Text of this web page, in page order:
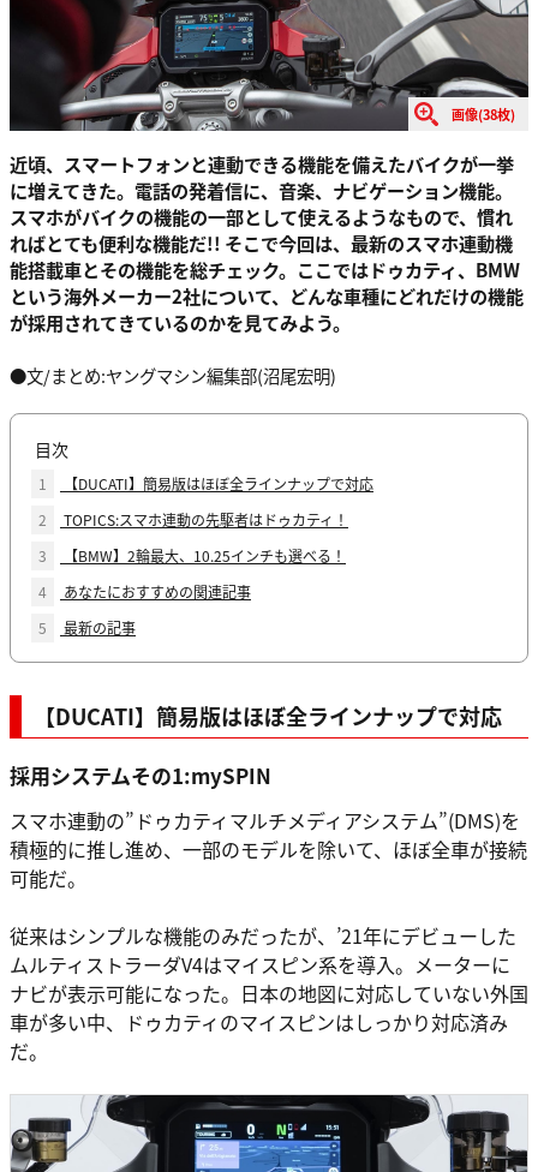
画像(38枚)
近頃、スマートフォンと連動できる機能を備えたバイクが一挙
に増えてきた。電話の発着信に、音楽、ナビゲーション機能。
スマホがバイクの機能の一部として使えるようなもので、慣れ
ればとても便利な機能だ!! そこで今回は、最新のスマホ連動機
能搭載車とその機能を総チェック。ここではドゥカティ、BMW
という海外メーカー2社について、どんな車種にどれだけの機能
が採用されてきているのかを見てみよう。
●文/まとめ:ヤングマシン編集部(沼尾宏明)
目次
1
【DUCATI】簡易版はほぼ全ラインナップで対応
2
TOPICS:スマホ連動の先駆者はドゥカティ！
3
【BMW】2輪最大、10.25インチも選べる！
4
あなたにおすすめの関連記事
5
最新の記事
【DUCATI】簡易版はほぼ全ラインナップで対応
採用システムその1:mySPIN
スマホ連動の”ドゥカティマルチメディアシステム”(DMS)を
積極的に推し進め、一部のモデルを除いて、ほぼ全車が接続
可能だ。
従来はシンプルな機能のみだったが、’21年にデビューした
ムルティストラーダV4はマイスピン系を導入。メーターに
ナビが表示可能になった。日本の地図に対応していない外国
車が多い中、ドゥカティのマイスピンはしっかり対応済み
だ。